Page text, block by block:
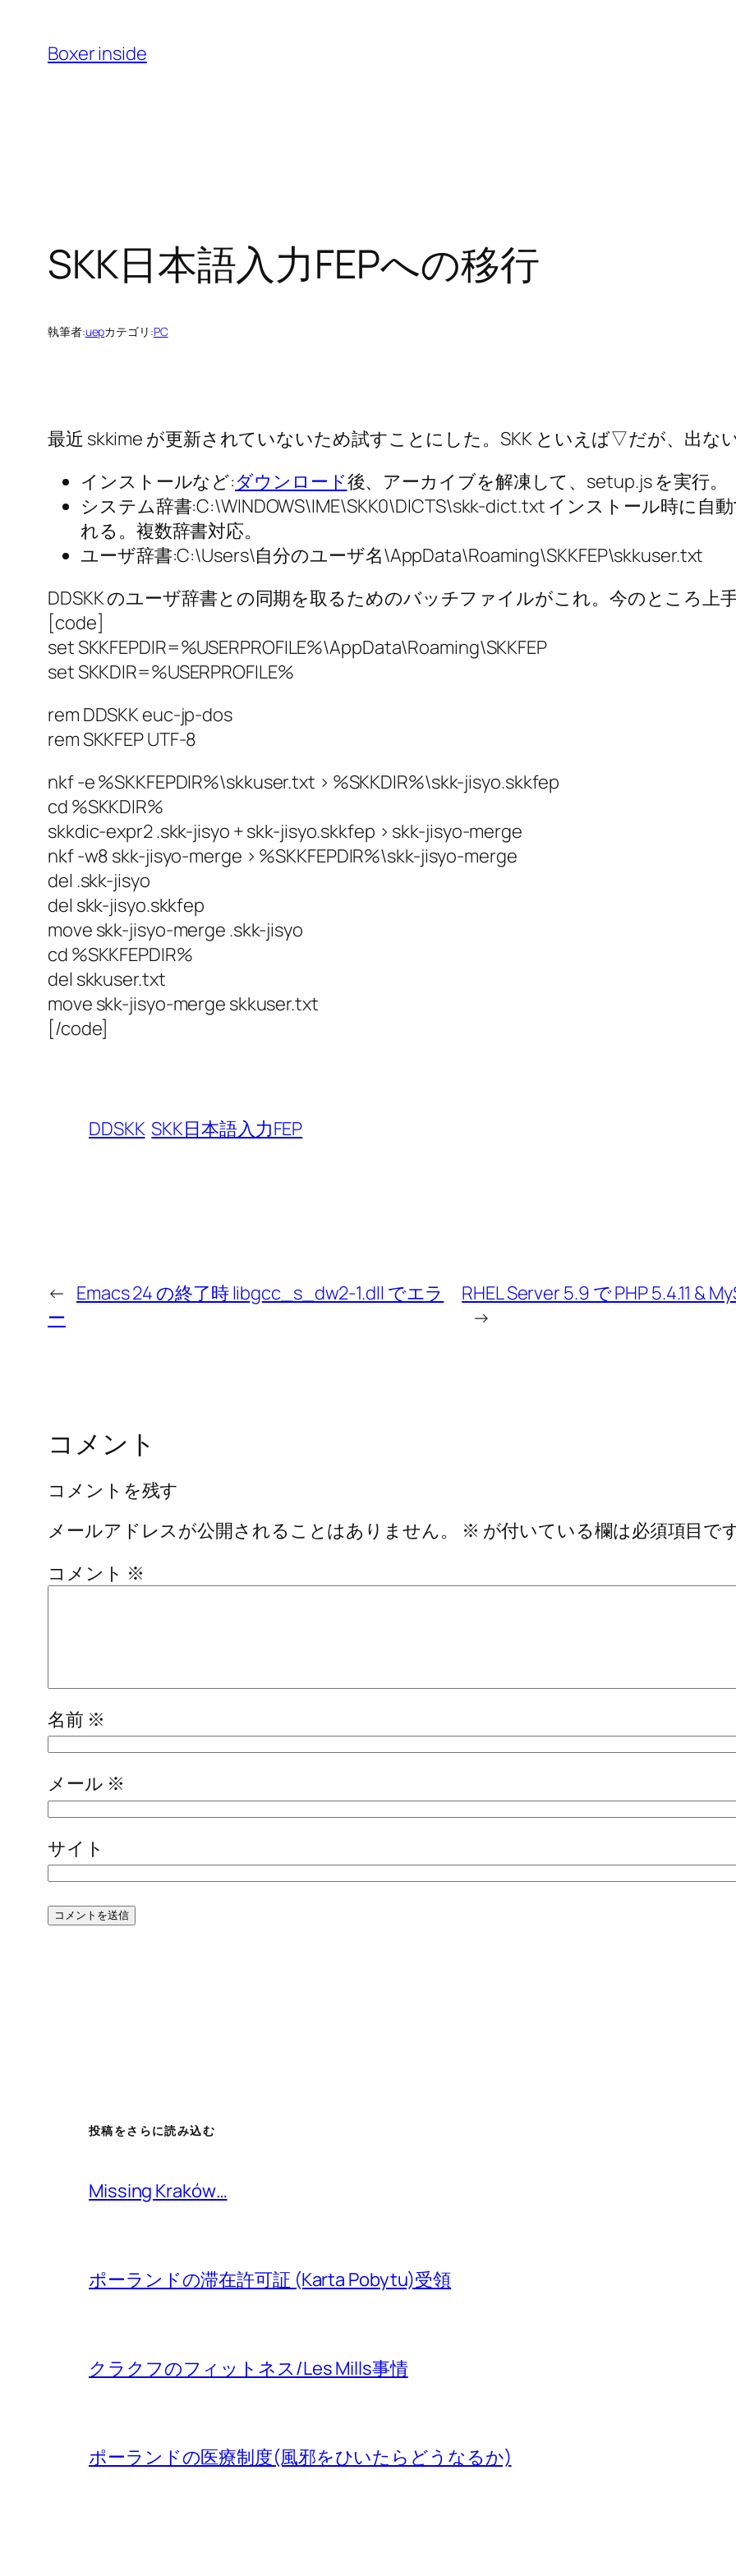
Boxer inside
SKK日本語入力FEPへの移行
執筆者:uepカテゴリ:PC
最近 skkime が更新されていないため試すことにした。SKK といえば▽だが、出な
インストールなど:ダウンロード後、アーカイブを解凍して、setup.js を実行。
システム辞書:C:\WINDOWS\IME\SKK0\DICTS\skk-dict.txt インストール時に自
れる。複数辞書対応。
ユーザ辞書:C:\Users\自分のユーザ名\AppData\Roaming\SKKFEP\skkuser.txt
DDSKK のユーザ辞書との同期を取るためのバッチファイルがこれ。今のところ上
[code]
set SKKFEPDIR=%USERPROFILE%\AppData\Roaming\SKKFEP
set SKKDIR=%USERPROFILE%
rem DDSKK euc-jp-dos
rem SKKFEP UTF-8
nkf -e %SKKFEPDIR%\skkuser.txt > %SKKDIR%\skk-jisyo.skkfep
cd %SKKDIR%
skkdic-expr2 .skk-jisyo + skk-jisyo.skkfep > skk-jisyo-merge
nkf -w8 skk-jisyo-merge > %SKKFEPDIR%\skk-jisyo-merge
del .skk-jisyo
del skk-jisyo.skkfep
move skk-jisyo-merge .skk-jisyo
cd %SKKFEPDIR%
del skkuser.txt
move skk-jisyo-merge skkuser.txt
[/code]
DDSKK SKK日本語入力FEP
← Emacs 24 の終了時 libgcc_s_dw2-1.dll でエラ
ー
RHEL Server 5.9 で PHP 5.4.11 &
→
コメント
コメントを残す
メールアドレスが公開されることはありません。
※ が付いている欄は必須項目で
コメント ※
名前 ※
メール ※
サイト
投稿をさらに読み込む
Missing Kraków…
ポーランドの滞在許可証 (Karta Pobytu)受領
クラクフのフィットネス/Les Mills事情
ポーランドの医療制度(風邪をひいたらどうなるか)